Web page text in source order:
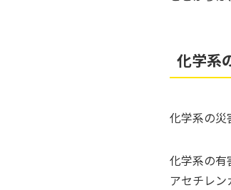
化学系
化学系の災
化学系の有
アセチレ